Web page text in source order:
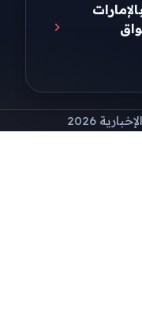
2026